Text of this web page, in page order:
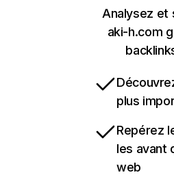
Analysez et
aki-h.com
plus
Repérez
les avant
web